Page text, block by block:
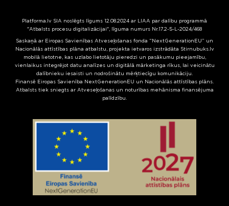
Platforma.lv SIA noslēgts līgums 12.08.2024 ar LIAA par dalību programmā
"Atbalsts procesu digitalizācijai", līguma numurs Nr.17.2-5-L-2024/468
Saskaņā ar Eiropas Savienības Atveseļošanas fonda “NextGenerationEU” un
Nacionālās attīstības plāna atbalstu, projekta ietvaros izstrādāta Stirnubuks.lv
mobilā lietotne, kas uzlabo lietotāju pieredzi un pasākumu pieejamību,
vienlaikus integrējot datu analīzes un digitālā mārketinga rīkus, lai veicinātu
dalībnieku iesaisti un nodrošinātu mērķtiecīgu komunikāciju.
Finansē Eiropas Savienība NextGenerationEU un Nacionālās attīstības plāns.
Atbalsts tiek sniegts ar Atveseļošanas un noturības mehānisma finansējuma
palīdzību.